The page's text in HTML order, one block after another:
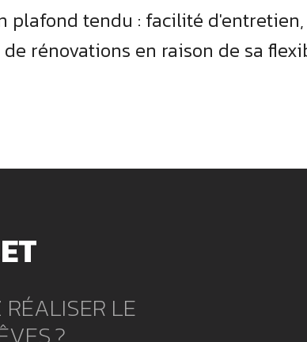
plafond tendu : facilité
rénovations en raison de sa
LE